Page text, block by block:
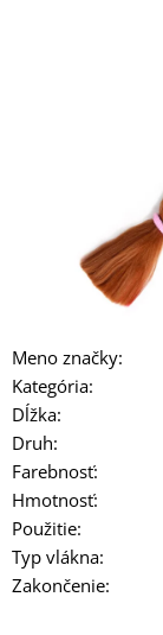
Meno značky:
Kategória:
Dĺžka:
Druh:
Farebnosť:
Hmotnosť:
Použitie:
Typ vlákna:
Zakončenie:
o
r
ú
č
a
m
100%
EZ
KANEKALON